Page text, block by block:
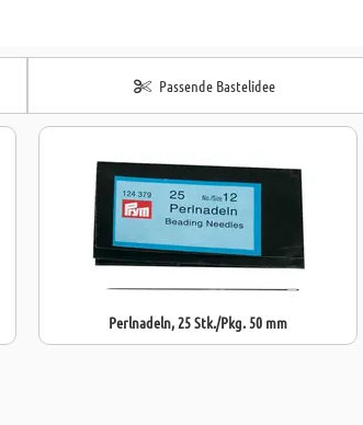
Passende Bastelidee
Perlnadeln, 25 Stk./Pkg. 50 mm